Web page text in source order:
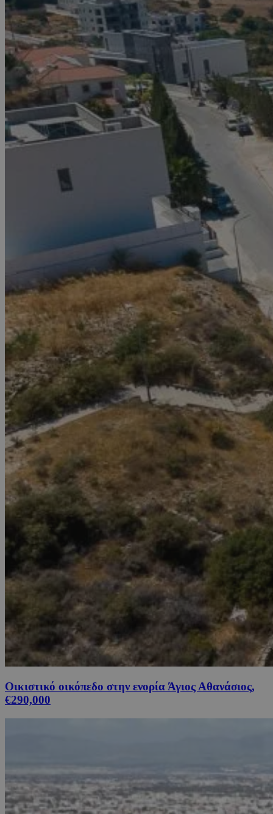
Οικιστικό οικόπεδο στην ενορία Άγιος Αθανάσιος,
€290,000